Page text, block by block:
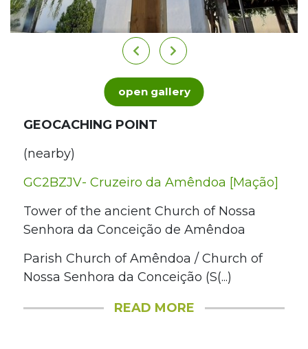
open gallery
GEOCACHING POINT
(nearby)
GC2BZJV- Cruzeiro da Amêndoa [Mação]
Tower of the ancient Church of Nossa
Senhora da Conceição de Amêndoa
Parish Church of Amêndoa / Church of
Nossa Senhora da Conceição (S(...)
READ MORE